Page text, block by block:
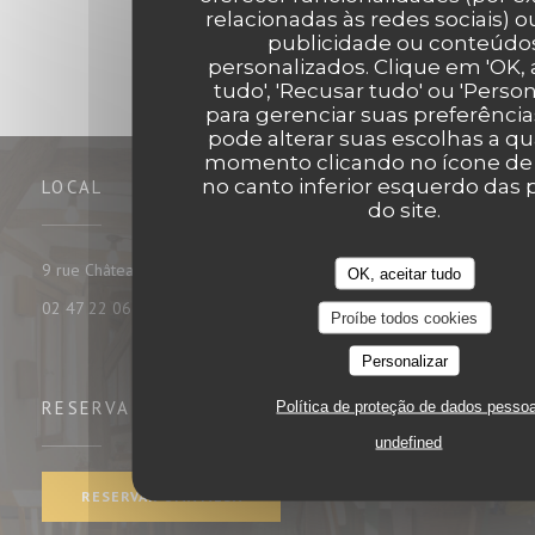
relacionadas às redes sociais)
publicidade ou
personalizados. Clique em 'OK,
tudo', 'Recusar tudo' ou
para gerenciar suas
pode alterar suas escolhas a
momento clicando no ícone
no canto inferior esquerdo das
do site.
OK, aceitar tudo
Proíbe todos cookies
Personalizar
Política de proteção de dados
undefined
LOCAL
9 rue Châteauneuf 37000 tours
((abre numa nova janela))
02 47 22 06 35
RESERVA
RESERVAR UMA MESA